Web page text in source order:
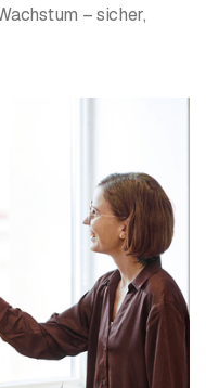
– sicher,